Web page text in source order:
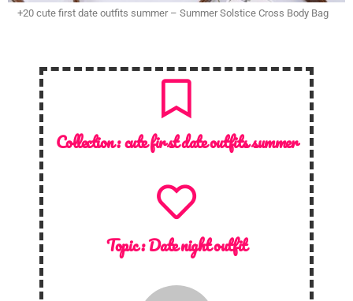
+20 cute first date outfits summer – Summer Solstice Cross Body Bag
Collection :cute first date outfits summer
Topic :Date night outfit